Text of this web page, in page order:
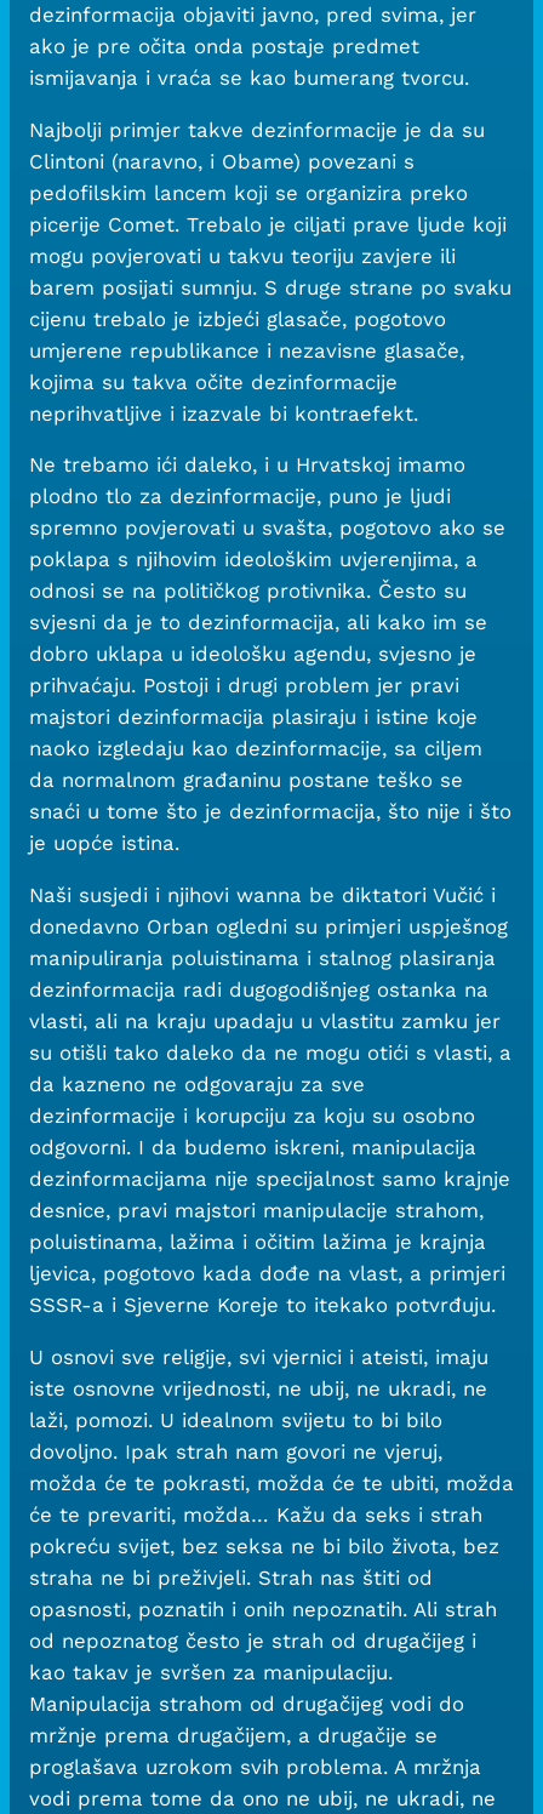
dezinformacija objaviti javno, pred svima, jer
ako je pre očita onda postaje predmet
ismijavanja i vraća se kao bumerang tvorcu.
Najbolji primjer takve dezinformacije je da su
Clintoni (naravno, i Obame) povezani s
pedofilskim lancem koji se organizira preko
picerije Comet. Trebalo je ciljati prave ljude koji
mogu povjerovati u takvu teoriju zavjere ili
barem posijati sumnju. S druge strane po svaku
cijenu trebalo je izbjeći glasače, pogotovo
umjerene republikance i nezavisne glasače,
kojima su takva očite dezinformacije
neprihvatljive i izazvale bi kontraefekt.
Ne trebamo ići daleko, i u Hrvatskoj imamo
plodno tlo za dezinformacije, puno je ljudi
spremno povjerovati u svašta, pogotovo ako se
poklapa s njihovim ideološkim uvjerenjima, a
odnosi se na političkog protivnika. Često su
svjesni da je to dezinformacija, ali kako im se
dobro uklapa u ideološku agendu, svjesno je
prihvaćaju. Postoji i drugi problem jer pravi
majstori dezinformacija plasiraju i istine koje
naoko izgledaju kao dezinformacije, sa ciljem
da normalnom građaninu postane teško se
snaći u tome što je dezinformacija, što nije i što
je uopće istina.
Naši susjedi i njihovi wanna be diktatori Vučić i
donedavno Orban ogledni su primjeri uspješnog
manipuliranja poluistinama i stalnog plasiranja
dezinformacija radi dugogodišnjeg ostanka na
vlasti, ali na kraju upadaju u vlastitu zamku jer
su otišli tako daleko da ne mogu otići s vlasti, a
da kazneno ne odgovaraju za sve
dezinformacije i korupciju za koju su osobno
odgovorni. I da budemo iskreni, manipulacija
dezinformacijama nije specijalnost samo krajnje
desnice, pravi majstori manipulacije strahom,
poluistinama, lažima i očitim lažima je krajnja
ljevica, pogotovo kada dođe na vlast, a primjeri
SSSR-a i Sjeverne Koreje to itekako potvrđuju.
U osnovi sve religije, svi vjernici i ateisti, imaju
iste osnovne vrijednosti, ne ubij, ne ukradi, ne
laži, pomozi. U idealnom svijetu to bi bilo
dovoljno. Ipak strah nam govori ne vjeruj,
možda će te pokrasti, možda će te ubiti, možda
će te prevariti, možda… Kažu da seks i strah
pokreću svijet, bez seksa ne bi bilo života, bez
straha ne bi preživjeli. Strah nas štiti od
opasnosti, poznatih i onih nepoznatih. Ali strah
od nepoznatog često je strah od drugačijeg i
kao takav je svršen za manipulaciju.
Manipulacija strahom od drugačijeg vodi do
mržnje prema drugačijem, a drugačije se
proglašava uzrokom svih problema. A mržnja
vodi prema tome da ono ne ubij, ne ukradi, ne